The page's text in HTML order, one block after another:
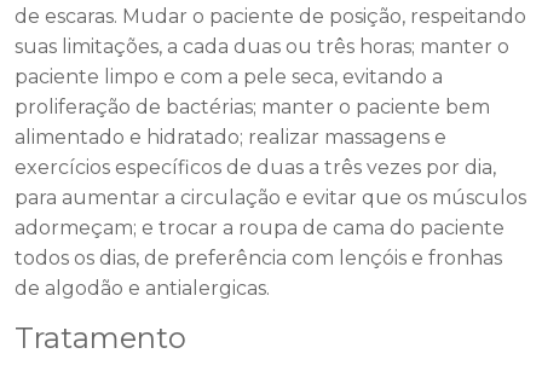
de escaras. Mudar o paciente de posição, respeitando
suas limitações, a cada duas ou três horas; manter o
paciente limpo e com a pele seca, evitando a
proliferação de bactérias; manter o paciente bem
alimentado e hidratado; realizar massagens e
exercícios específicos de duas a três vezes por dia,
para aumentar a circulação e evitar que os músculos
adormeçam; e trocar a roupa de cama do paciente
todos os dias, de preferência com lençóis e fronhas
de algodão e antialergicas.
Tratamento